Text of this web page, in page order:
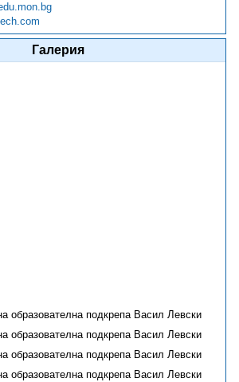
Галерия
образователна подкрепа Васил Левски
образователна подкрепа Васил Левски
образователна подкрепа Васил Левски
образователна подкрепа Васил Левски